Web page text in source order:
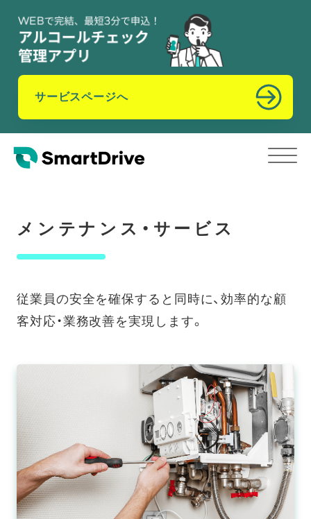
サービスページへ
メンテナンス・サービス
従業員の安全を確保すると同時に、効率的な顧
客対応・業務改善を実現します。